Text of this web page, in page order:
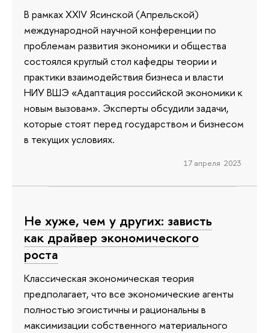
В рамках XXIV Ясинской (Апрельской)
международной научной конференции по
проблемам развития экономики и общества
состоялся круглый стол кафедры теории и
практики взаимодействия бизнеса и власти
НИУ ВШЭ «Адаптация российской экономики к
новым вызовам». Эксперты обсудили задачи,
которые стоят перед государством и бизнесом
в текущих условиях.
17 апреля 2023
Не хуже, чем у других: зависть
как драйвер экономического
роста
Классическая экономическая теория
предполагает, что все экономические агенты
полностью эгоистичны и рациональны в
максимизации собственного материального